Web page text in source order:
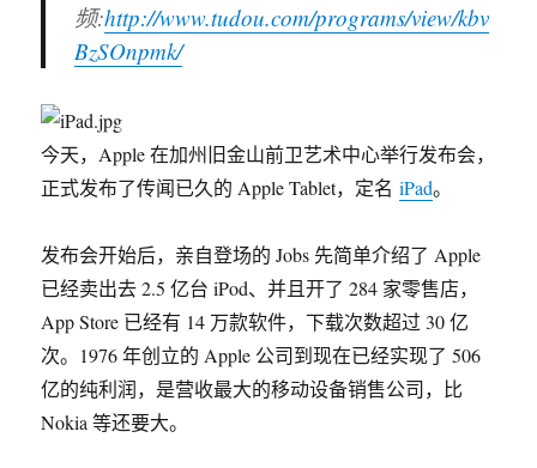
频:http://www.tudou.com/programs/view/kbv
BzSOnpmk/
今天，Apple 在加州旧金山前卫艺术中心举行发布会，
正式发布了传闻已久的 Apple Tablet，定名iPad。
发布会开始后，亲自登场的 Jobs 先简单介绍了 Apple
已经卖出去 2.5 亿台 iPod、并且开了 284 家零售店，
App Store 已经有 14 万款软件，下载次数超过 30 亿
次。1976 年创立的 Apple 公司到现在已经实现了 506
亿的纯利润，是营收最大的移动设备销售公司，比
Nokia 等还要大。